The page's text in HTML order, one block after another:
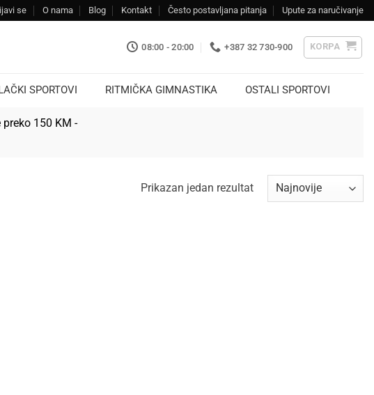
se O nama Blog Kontakt Često postavljana pitanja Upute za naručivanje
08:00 - 20:00 +387 32 730-900 KORPA
SPORTOVI RITMIČKA GIMNASTIKA OSTALI SPORTOVI
150 KM -
Prikazan jedan rezultat